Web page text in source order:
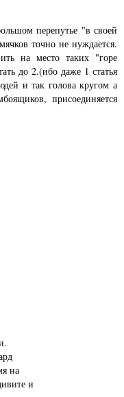
перепутье "в своей
точно не нуждается.
на место таких "горе
до 2.(ибо даже 1 статья
и так голова кругом а
присоединяется
на
и